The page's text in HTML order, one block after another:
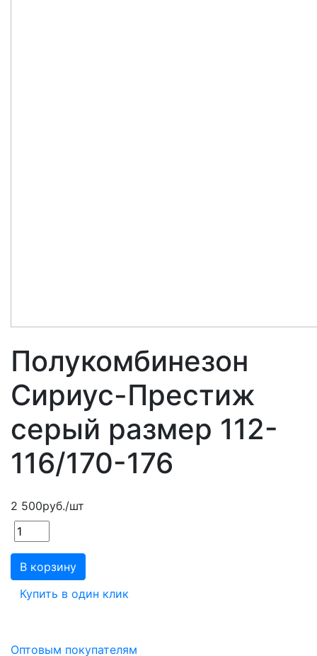
Полукомбинезон
Сириус-Престиж
серый размер 112-
116/170-176
2 500руб./шт
В корзину
Купить в один клик
Оптовым покупателям